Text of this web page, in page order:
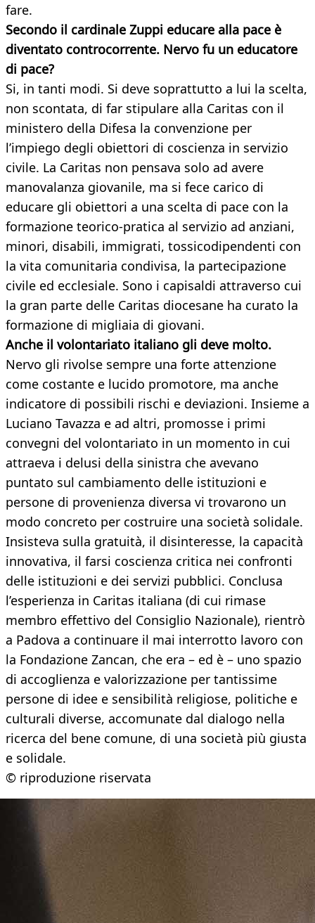
fare.
Secondo il cardinale Zuppi educare alla pace è
diventato controcorrente. Nervo fu un educatore
di pace?
Si, in tanti modi. Si deve soprattutto a lui la scelta,
non scontata, di far stipulare alla Caritas con il
ministero della Difesa la convenzione per
l’impiego degli obiettori di coscienza in servizio
civile. La Caritas non pensava solo ad avere
manovalanza giovanile, ma si fece carico di
educare gli obiettori a una scelta di pace con la
formazione teorico-pratica al servizio ad anziani,
minori, disabili, immigrati, tossicodipendenti con
la vita comunitaria condivisa, la partecipazione
civile ed ecclesiale. Sono i capisaldi attraverso cui
la gran parte delle Caritas diocesane ha curato la
formazione di migliaia di giovani.
Anche il volontariato italiano gli deve molto.
Nervo gli rivolse sempre una forte attenzione
come costante e lucido promotore, ma anche
indicatore di possibili rischi e deviazioni. Insieme a
Luciano Tavazza e ad altri, promosse i primi
convegni del volontariato in un momento in cui
attraeva i delusi della sinistra che avevano
puntato sul cambiamento delle istituzioni e
persone di provenienza diversa vi trovarono un
modo concreto per costruire una società solidale.
Insisteva sulla gratuità, il disinteresse, la capacità
innovativa, il farsi coscienza critica nei confronti
delle istituzioni e dei servizi pubblici. Conclusa
l’esperienza in Caritas italiana (di cui rimase
membro effettivo del Consiglio Nazionale), rientrò
a Padova a continuare il mai interrotto lavoro con
la Fondazione Zancan, che era – ed è – uno spazio
di accoglienza e valorizzazione per tantissime
persone di idee e sensibilità religiose, politiche e
culturali diverse, accomunate dal dialogo nella
ricerca del bene comune, di una società più giusta
e solidale.
© riproduzione riservata